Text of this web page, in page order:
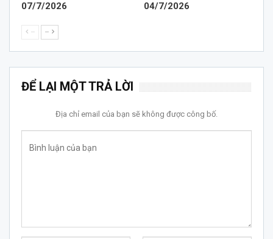
07/7/2026
04/7/2026
-- --
ĐỂ LẠI MỘT TRẢ LỜI
Địa chỉ email của bạn sẽ không được công bố.